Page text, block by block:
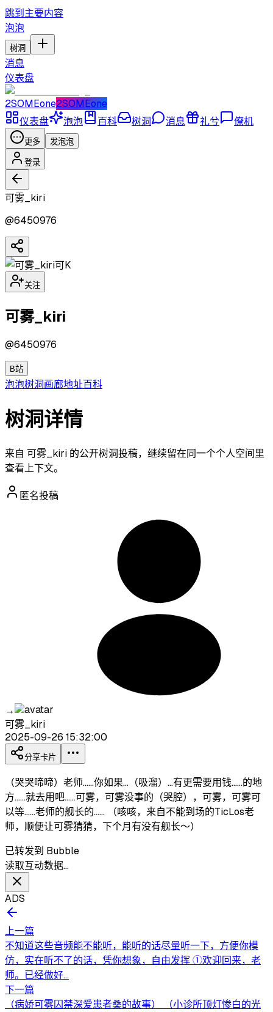
跳到主要内容
泡泡
树洞
消息
仪表盘
2SOMEone2SOMEone
仪表盘
泡泡 百科 树洞 消息 礼兮 僚机
更多 发泡泡
登录
可雾_kiri
@6450976
可K
关注
可雾_kiri
@6450976
B站
泡泡树洞画廊地址百科
树洞详情
来自 可雾_kiri 的公开树洞投稿，继续留在同一个个人空间里
查看上下文。
匿名投稿
→
可雾_kiri
2025-09-26 15:32:00
分享卡片
（哭哭啼啼）老师……你如果…（吸溜）…有更需要用钱……的地
方……就去用吧……可雾，可雾没事的（哭腔），可雾，可雾可
以等……老师的舰长的…… （咳咳，来自不能到场的TicLos老
师，顺便让可雾猜猜，下个月有没有舰长～）
已转发到 Bubble
读取互动数据…
ADS
上一篇
不知道这些音频能不能听，能听的话尽量听一下，方便你模
仿，实在听不了的话，凭你想象，自由发挥 ①欢迎回来，老
师。已经做好...
下一篇
（病娇可雾囚禁深爱患者桑的故事） （小诊所顶灯惨白的光